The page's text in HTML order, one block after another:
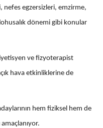
nefes egzersizleri, emzirme,
dönemi gibi konular
ve fizyoterapist
hava etkinliklerine de
hem fiziksel hem de